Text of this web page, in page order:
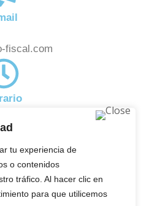
tu experiencia de
o contenidos
tráfico. Al hacer clic en
para que utilicemos
fiscal.com
a 18:00pm
y estate al día de
fiscal que pueden